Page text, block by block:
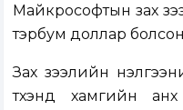
Майкрософтын зах
тэрбум доллар
Зах зээлийн
түүхэнд хамгийн